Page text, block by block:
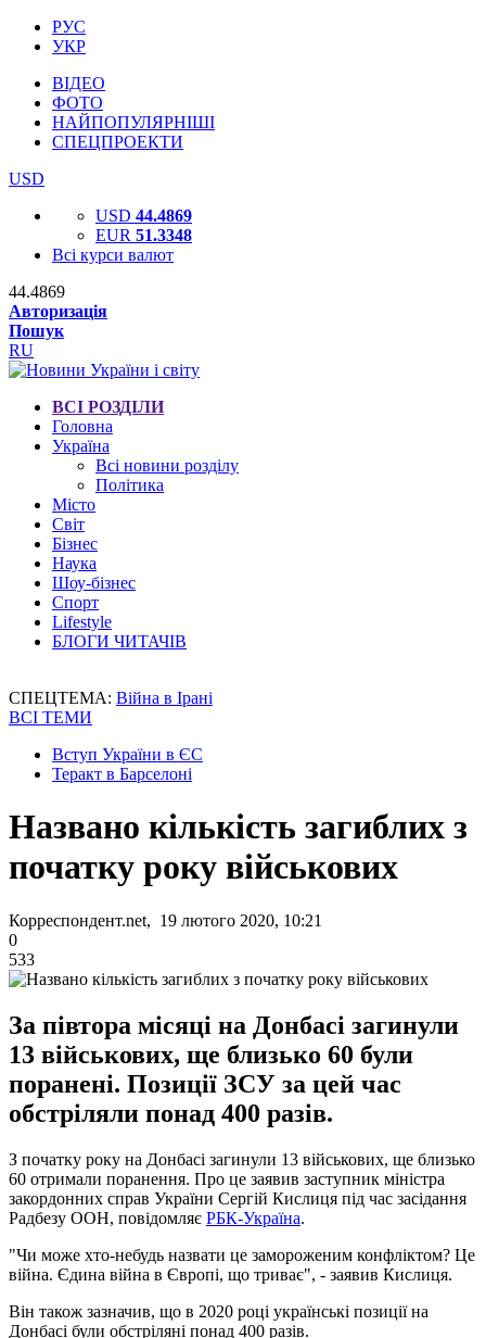
РУС
УКР
ВІДЕО
ФОТО
НАЙПОПУЛЯРНІШІ
СПЕЦПРОЕКТИ
USD
USD 44.4869
EUR 51.3348
Всі курси валют
44.4869
Авторизація
Пошук
RU
ВСІ РОЗДІЛИ
Головна
Україна
Всі новини розділу
Політика
Місто
Світ
Бізнес
Наука
Шоу-бізнес
Спорт
Lifestyle
БЛОГИ ЧИТАЧІВ
СПЕЦТЕМА: Війна в Ірані
ВСІ ТЕМИ
Вступ України в ЄС
Теракт в Барселоні
Названо кількість загиблих з
початку року військових
Корреспондент.net, 19 лютого 2020, 10:21
0
533
За півтора місяці на Донбасі загинули
13 військових, ще близько 60 були
поранені. Позиції ЗСУ за цей час
обстріляли понад 400 разів.
З початку року на Донбасі загинули 13 військових, ще близько
60 отримали поранення. Про це заявив заступник міністра
закордонних справ України Сергій Кислиця під час засідання
Радбезу ООН, повідомляє РБК-Україна.
"Чи може хто-небудь назвати це замороженим конфліктом? Це
війна. Єдина війна в Європі, що триває", - заявив Кислиця.
Він також зазначив, що в 2020 році українські позиції на
Донбасі були обстріляні понад 400 разів.